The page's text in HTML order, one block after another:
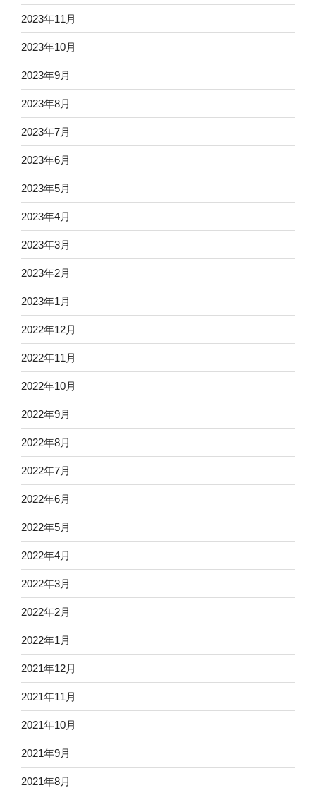
2023年11月
2023年10月
2023年9月
2023年8月
2023年7月
2023年6月
2023年5月
2023年4月
2023年3月
2023年2月
2023年1月
2022年12月
2022年11月
2022年10月
2022年9月
2022年8月
2022年7月
2022年6月
2022年5月
2022年4月
2022年3月
2022年2月
2022年1月
2021年12月
2021年11月
2021年10月
2021年9月
2021年8月